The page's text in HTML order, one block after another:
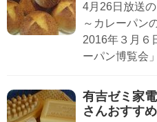
4月26日放送
～カレーパン
2016年３月６
ーパン博覧会
有吉ゼミ家
さんおすす